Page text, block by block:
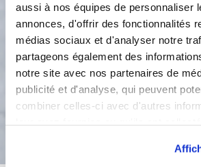
aussi à nos équipes de personnaliser
annonces, d'offrir des fonctionnalités
médias sociaux et d'analyser notre
partageons également des
notre site avec nos partenaires de
publicité et d'analyse, qui peuvent
combiner celles-ci avec d'autres
5
Faire griller les
poêle et les servir en
accompagnement sur
soupe.
Bon